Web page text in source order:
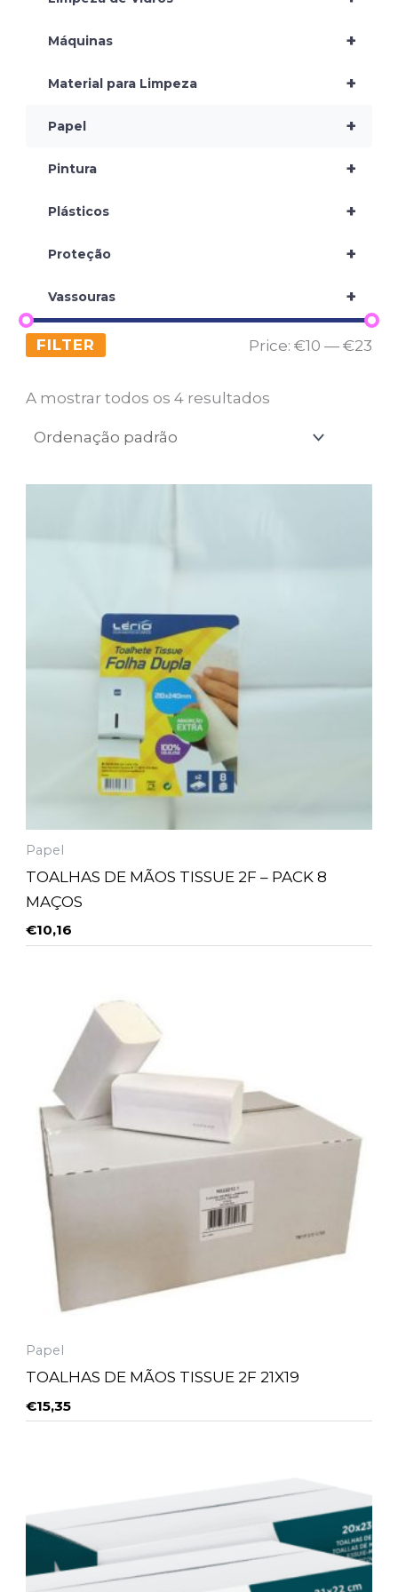
+
Máquinas
+
Material para Limpeza
+
Papel
+
Pintura
+
Plásticos
+
Proteção
+
Vassouras
FILTER Price: €10 — €23
A mostrar todos os 4 resultados
Papel
TOALHAS DE MÃOS TISSUE 2F – PACK 8
MAÇOS
€10,16
Papel
TOALHAS DE MÃOS TISSUE 2F 21X19
€15,35